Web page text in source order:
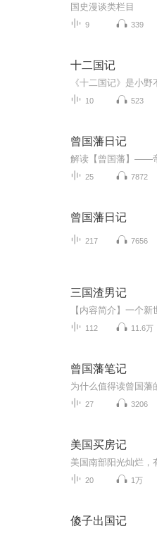
国史漫谈类栏目
9 339
十二国记
10 523
曾国藩日记
25 7872
曾国藩日记
217 7656
三国渣男记
112 11.6万
曾国藩笔记
27 3206
美国买房记
20 1万
傻子出国记